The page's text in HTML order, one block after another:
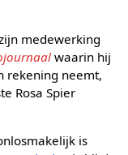
medewerking
waarin hij
rekening neemt,
Rosa Spier
is